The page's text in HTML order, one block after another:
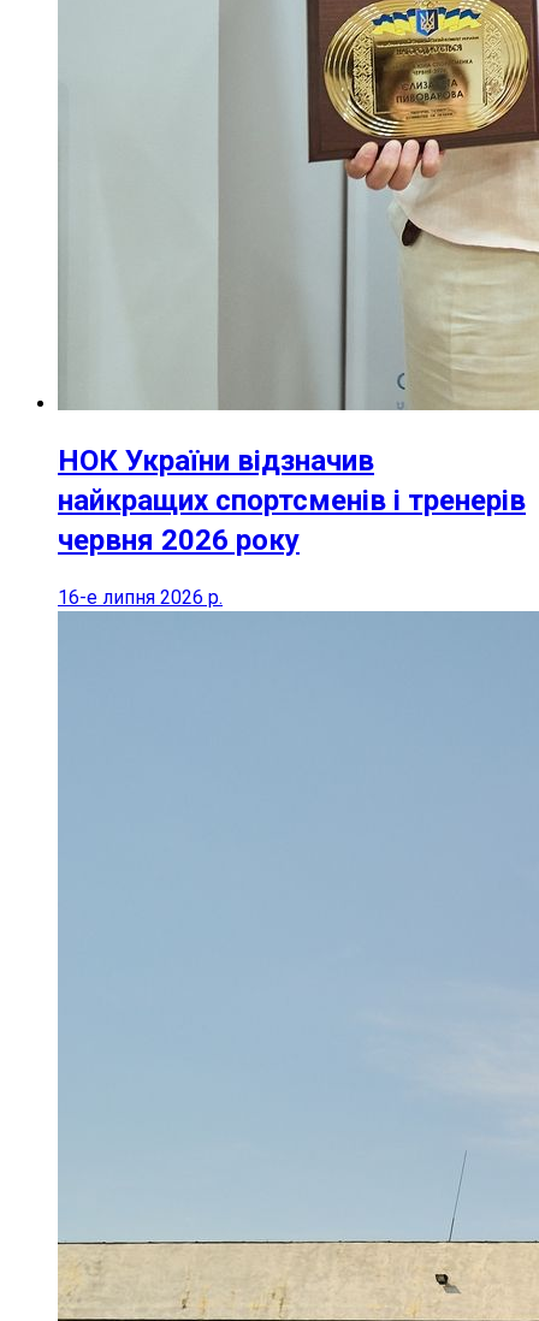
НОК України відзначив
найкращих спортсменів і тренерів
червня 2026 року
16-е липня 2026 р.